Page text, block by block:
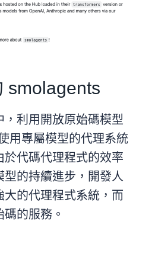
smolagents
利用開放原始碼模型
用專屬模型的代理系統
代碼代理程式的效率
的持續進步，開發人
大的代理程式系統，而
的服務。